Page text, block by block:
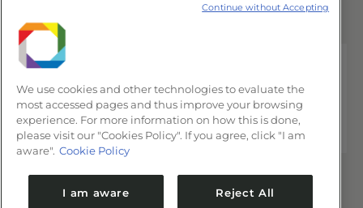
We use cookies and other technologies to evaluate the
most accessed pages and thus improve your browsing
experience. For more information on how this is done,
please visit our "Cookies Policy". If you agree, click "I am
aware". Cookie Policy
I am aware Reject All
Continue without Accepting